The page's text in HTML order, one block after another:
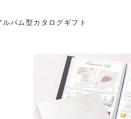
バム型カタログギフト